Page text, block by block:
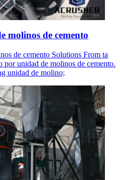
molinos de cemento
de cemento Solutions From ta
por unidad de molinos de cemento.
unidad de molino;